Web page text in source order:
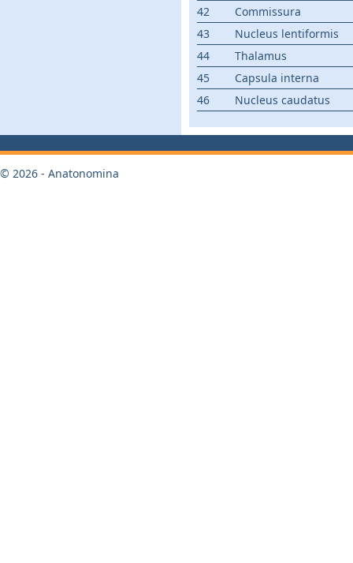
42
Commissura
43
Nucleus lentiformis
44
Thalamus
45
Capsula interna
46
Nucleus caudatus
© 2026 - Anatonomina